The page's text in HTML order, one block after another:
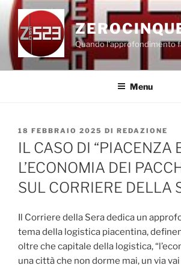
Salta
contenuto
Quando l'approfondimento
Menu
PUBBLICATO
IL
18 FEBBRAIO 2025 DI REDAZIONE
IL CASO DI “PIACENZA
L’ECONOMIA DEI
SUL CORRIERE DELLA
Il Corriere della Sera dedica un
tema della logistica piacentina,
oltre che capitale della logistica,
una città che non dorme mai, un via